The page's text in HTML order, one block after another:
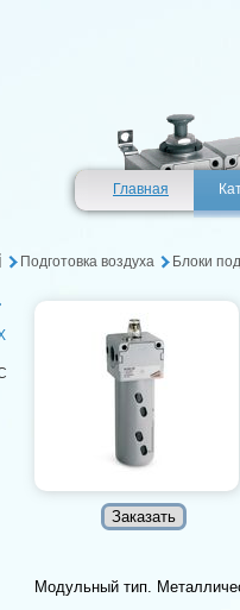
Главная
Подготовка воздуха Блоки
Модульный тип.